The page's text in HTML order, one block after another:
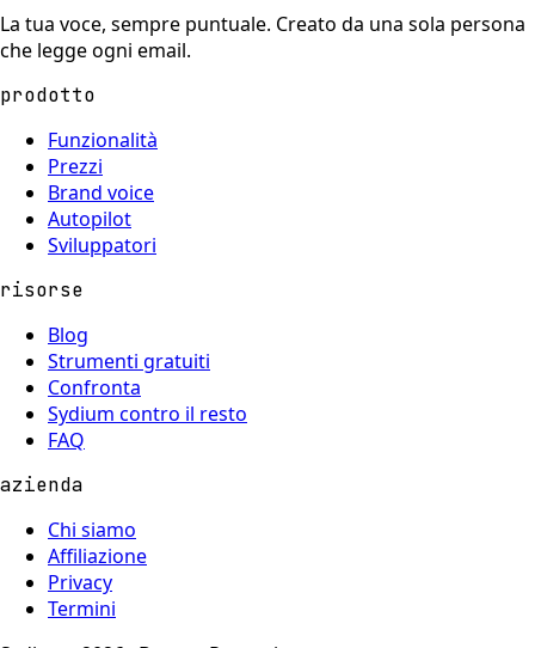
La tua voce, sempre puntuale. Creato da una sola persona
che legge ogni email.
prodotto
Funzionalità
Prezzi
Brand voice
Autopilot
Sviluppatori
risorse
Blog
Strumenti gratuiti
Confronta
Sydium contro il resto
FAQ
azienda
Chi siamo
Affiliazione
Privacy
Termini